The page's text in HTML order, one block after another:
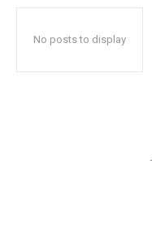
No posts to display